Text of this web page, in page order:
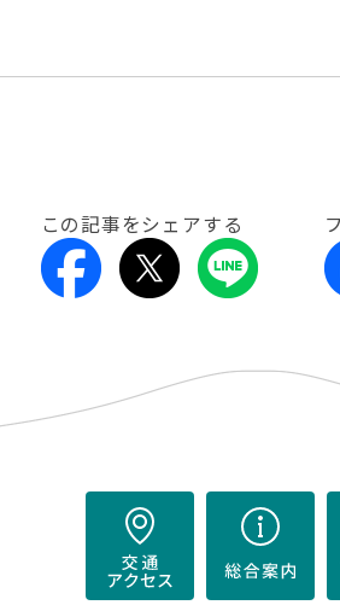
この記事をシェアする